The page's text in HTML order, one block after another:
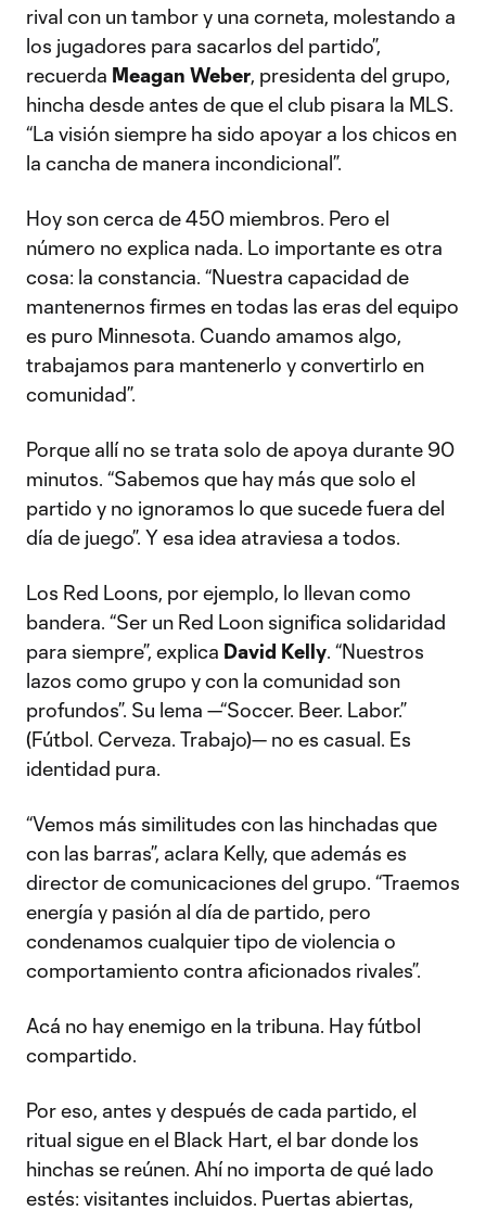
rival con un tambor y una corneta, molestando a
los jugadores para sacarlos del partido”,
recuerda Meagan Weber, presidenta del grupo,
hincha desde antes de que el club pisara la MLS.
“La visión siempre ha sido apoyar a los chicos en
la cancha de manera incondicional”.
Hoy son cerca de 450 miembros. Pero el
número no explica nada. Lo importante es otra
cosa: la constancia. “Nuestra capacidad de
mantenernos firmes en todas las eras del equipo
es puro Minnesota. Cuando amamos algo,
trabajamos para mantenerlo y convertirlo en
comunidad”.
Porque allí no se trata solo de apoya durante 90
minutos. “Sabemos que hay más que solo el
partido y no ignoramos lo que sucede fuera del
día de juego”. Y esa idea atraviesa a todos.
Los Red Loons, por ejemplo, lo llevan como
bandera. “Ser un Red Loon significa solidaridad
para siempre”, explica David Kelly. “Nuestros
lazos como grupo y con la comunidad son
profundos”. Su lema —“Soccer. Beer. Labor.”
(Fútbol. Cerveza. Trabajo)— no es casual. Es
identidad pura.
“Vemos más similitudes con las hinchadas que
con las barras”, aclara Kelly, que además es
director de comunicaciones del grupo. “Traemos
energía y pasión al día de partido, pero
condenamos cualquier tipo de violencia o
comportamiento contra aficionados rivales”.
Acá no hay enemigo en la tribuna. Hay fútbol
compartido.
Por eso, antes y después de cada partido, el
ritual sigue en el Black Hart, el bar donde los
hinchas se reúnen. Ahí no importa de qué lado
estés: visitantes incluidos. Puertas abiertas,